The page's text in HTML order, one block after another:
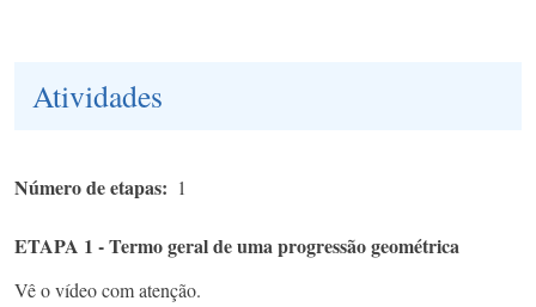
Atividades
Número de etapas 1
ETAPA 1 - Termo geral de uma progressão geométrica
Vê o vídeo com atenção.